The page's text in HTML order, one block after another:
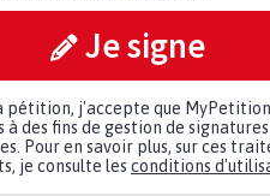
Je signe
pétition, j'accepte que
à des fins de gestion de
Pour en savoir plus, sur ces
je consulte les conditions